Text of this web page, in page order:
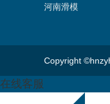
河南滑模
Copyright
在线客服